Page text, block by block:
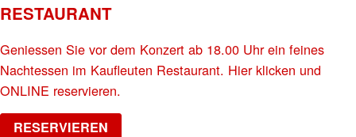
RESTAURANT
Geniessen Sie vor dem Konzert ab 18.00 Uhr ein feines
Nachtessen im Kaufleuten Restaurant. Hier klicken und
ONLINE reservieren.
RESERVIEREN